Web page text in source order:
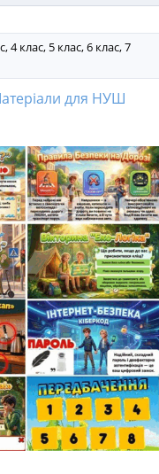
4 клас, 5 клас, 6 клас, 7
для НУШ